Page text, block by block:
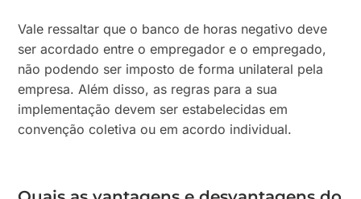
Vale ressaltar que o banco de horas negativo deve
ser acordado entre o empregador e o empregado,
não podendo ser imposto de forma unilateral pela
empresa. Além disso, as regras para a sua
implementação devem ser estabelecidas em
convenção coletiva ou em acordo individual.